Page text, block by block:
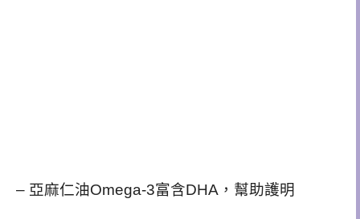
– 亞麻仁油Omega-3富含DHA，幫助護明